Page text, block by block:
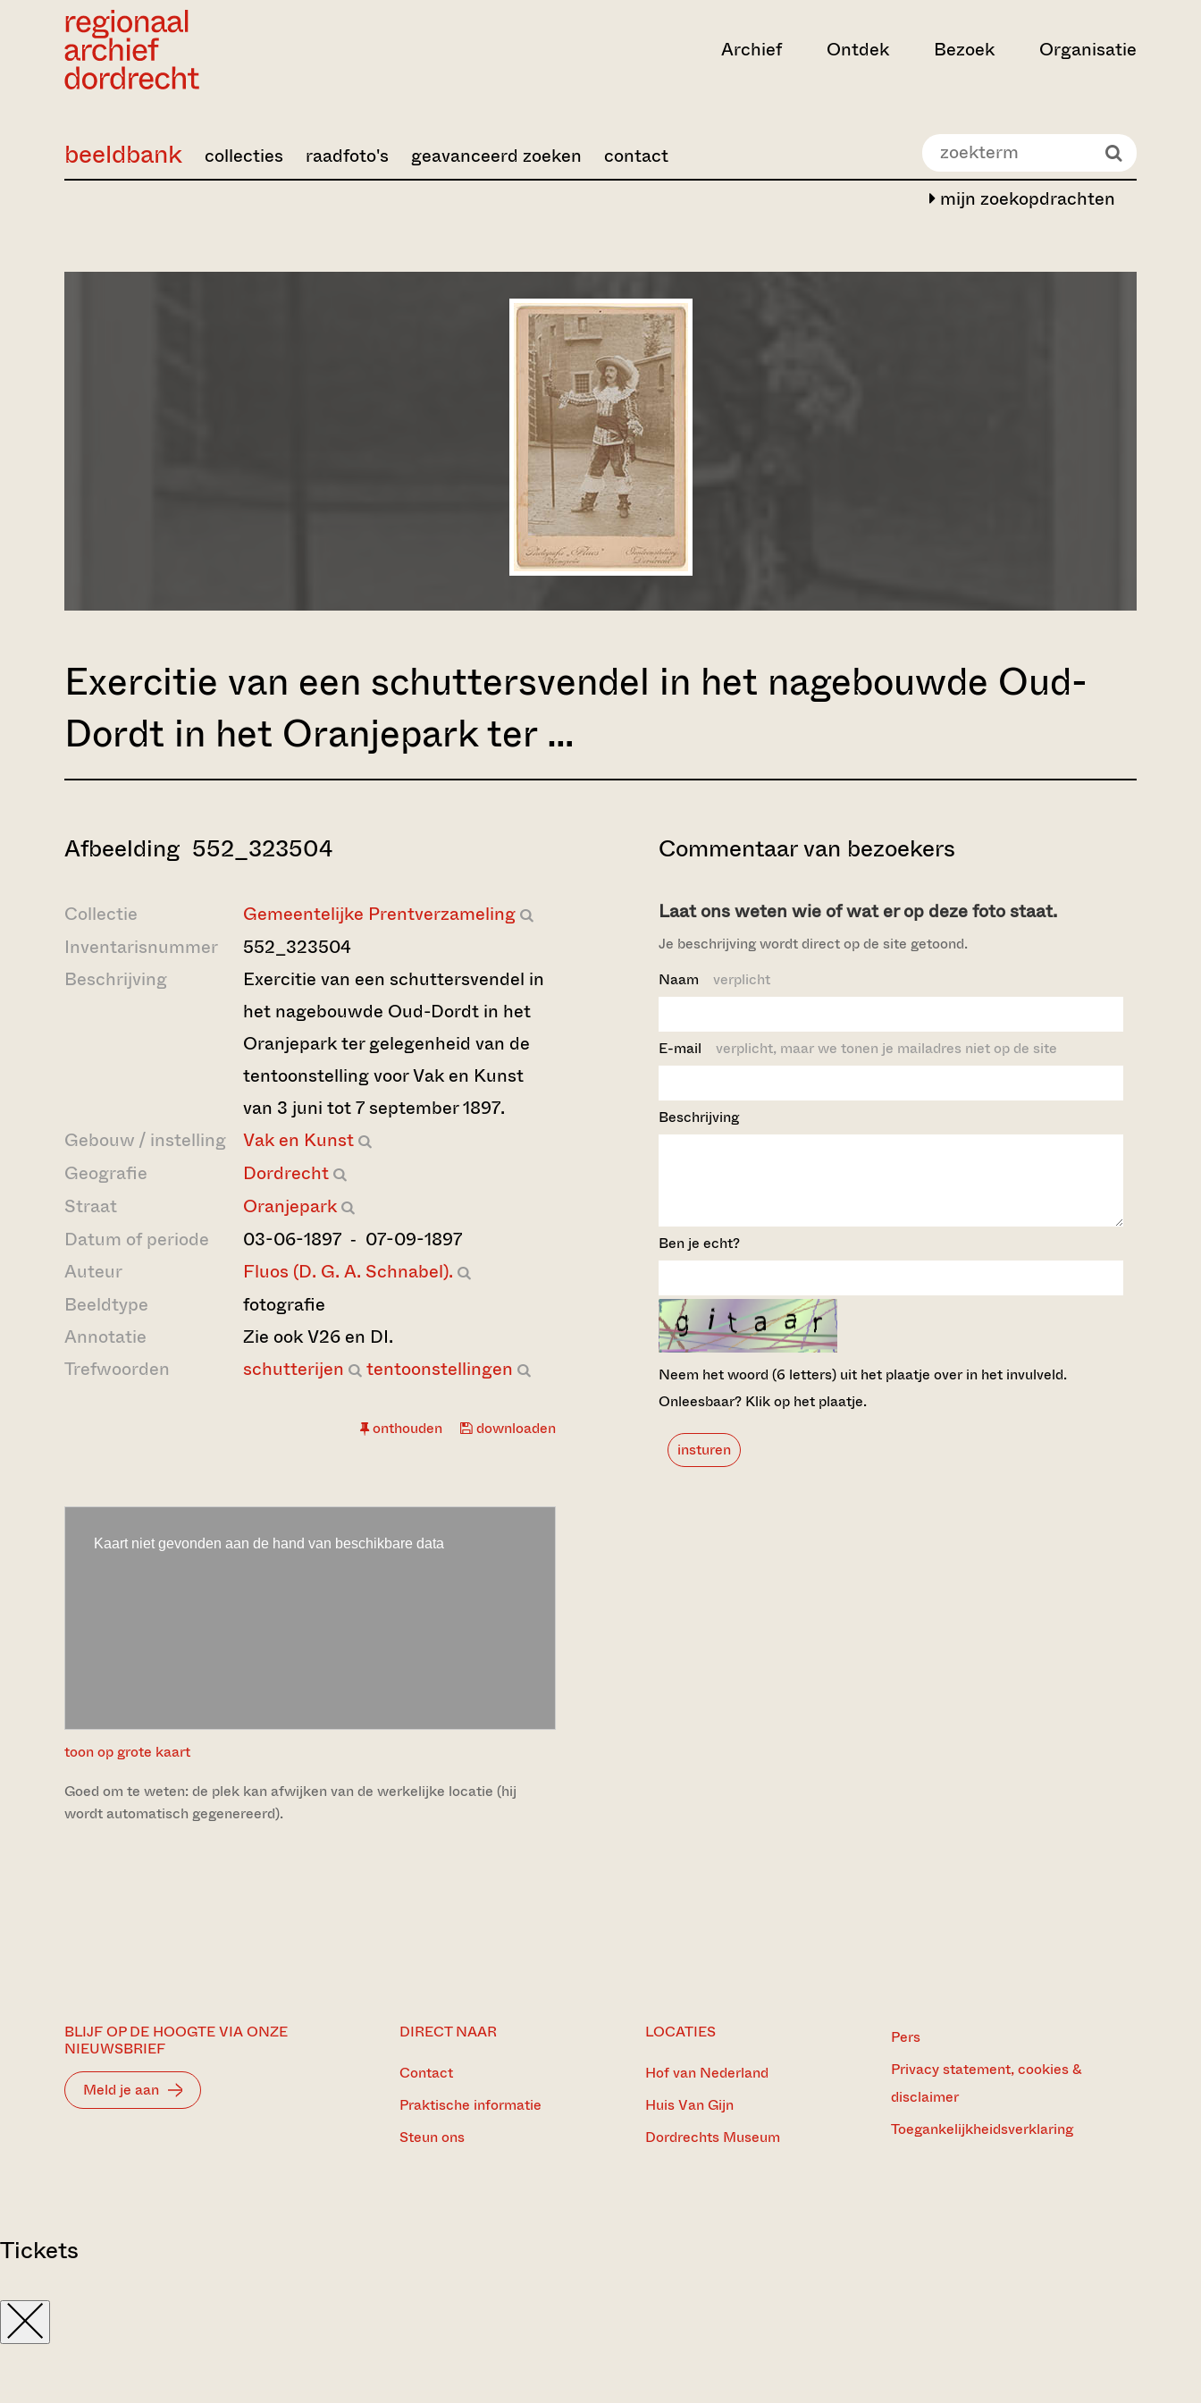
Archief Ontdek Bezoek Organisatie
mijn zoekopdrachten
beeldbank collecties raadfoto's geavanceerd zoeken contact
Exercitie van een schuttersvendel in het nagebouwde Oud-
Dordt in het Oranjepark ter …
Afbeelding 552_323504
Collectie
Gemeentelijke Prentverzameling
Inventarisnummer
552_323504
Beschrijving
Exercitie van een schuttersvendel in
het nagebouwde Oud-Dordt in het
Oranjepark ter gelegenheid van de
tentoonstelling voor Vak en Kunst
van 3 juni tot 7 september 1897.
Gebouw / instelling
Vak en Kunst
Geografie
Dordrecht
Straat
Oranjepark
Datum of periode
03-06-1897 ‐ 07-09-1897
Auteur
Fluos (D. G. A. Schnabel).
Beeldtype
fotografie
Annotatie
Zie ook V26 en DI.
Trefwoorden
schutterijen tentoonstellingen
onthouden downloaden
toon op grote kaart
Goed om te weten: de plek kan afwijken van de werkelijke locatie (hij
wordt automatisch gegenereerd).
Commentaar van bezoekers
Laat ons weten wie of wat er op deze foto staat.
Je beschrijving wordt direct op de site getoond.
Naam verplicht
E-mail verplicht, maar we tonen je mailadres niet op de site
Beschrijving
Ben je echt?
Neem het woord (6 letters) uit het plaatje over in het invulveld.
Onleesbaar? Klik op het plaatje.
insturen
BLIJF OP DE HOOGTE VIA ONZE
NIEUWSBRIEF
Meld je aan
DIRECT NAAR
Contact
Praktische informatie
Steun ons
LOCATIES
Hof van Nederland
Huis Van Gijn
Dordrechts Museum
Pers
Privacy statement, cookies &
disclaimer
Toegankelijkheidsverklaring
Tickets